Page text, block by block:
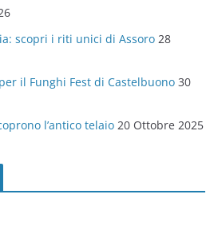
scopri i riti unici di Assoro 28
il Funghi Fest di Castelbuono 30
l’antico telaio 20 Ottobre 2025